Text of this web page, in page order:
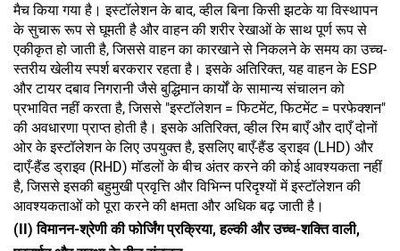
मैच किया गया है। इस्टॉलेशन के बाद, व्हील बिना किसी झटके या विस्थापन
के सुचारू रूप से घूमती है और वाहन की शरीर रेखाओं के साथ पूर्ण रूप से
एकीकृत हो जाती है, जिससे वाहन का कारखाने से निकलने के समय का उच्च-
स्तरीय खेलीय स्पर्श बरकरार रहता है। इसके अतिरिक्त, यह वाहन के ESP
और टायर दबाव निगरानी जैसे बुद्धिमान कार्यों के सामान्य संचालन को
प्रभावित नहीं करता है, जिससे "इस्टॉलेशन = फिटमेंट, फिटमेंट = परफेक्शन"
की अवधारणा प्राप्त होती है। इसके अतिरिक्त, व्हील रिम बाएँ और दाएँ दोनों
ओर के इस्टॉलेशन के लिए उपयुक्त है, इसलिए बाएँ-हैंड ड्राइव (LHD) और
दाएँ-हैंड ड्राइव (RHD) मॉडलों के बीच अंतर करने की कोई आवश्यकता नहीं
है, जिससे इसकी बहुमुखी प्रवृत्ति और विभिन्न परिदृश्यों में इस्टॉलेशन की
आवश्यकताओं को पूरा करने की क्षमता और अधिक बढ़ जाती है।
(II) विमानन-श्रेणी की फोर्जिंग प्रक्रिया, हल्की और उच्च-शक्ति वाली,